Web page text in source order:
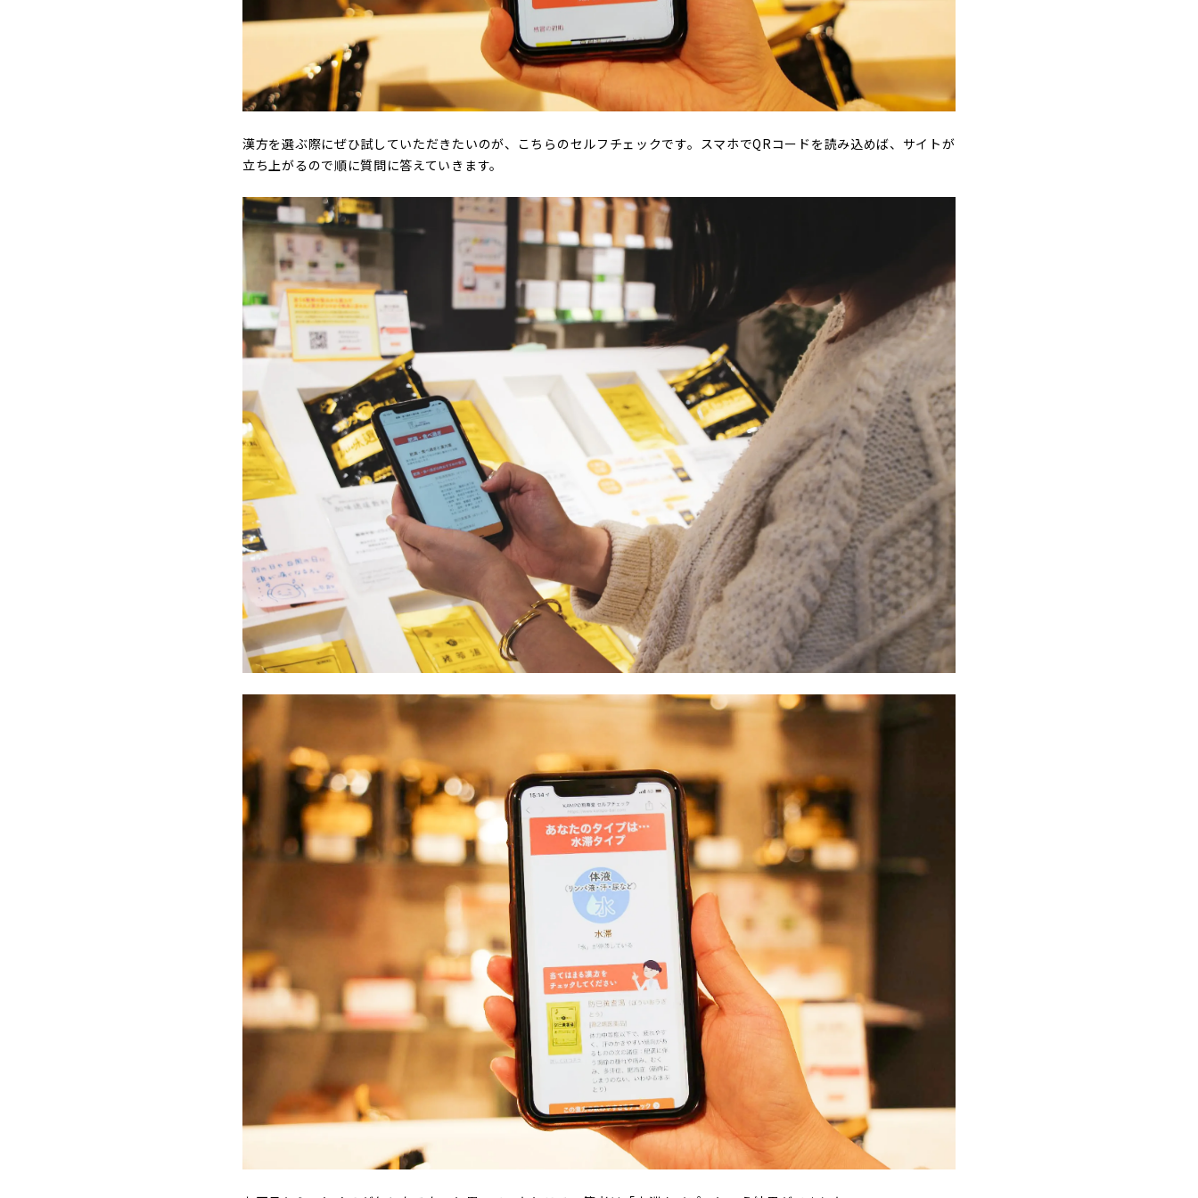
漢方を選ぶ際にぜひ試していただきたいのが、こちらのセルフチェックです。スマホでQRコードを読み込めば、サイトが
立ち上がるので順に質問に答えていきます。